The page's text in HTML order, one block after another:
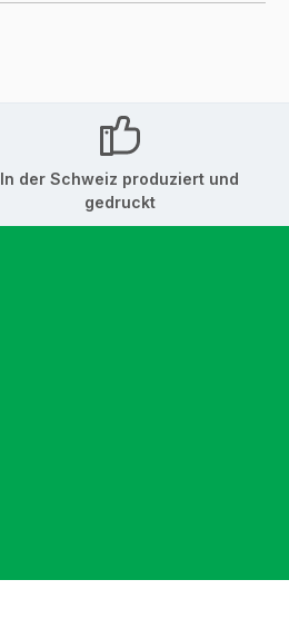
In der Schweiz produziert und
gedruckt